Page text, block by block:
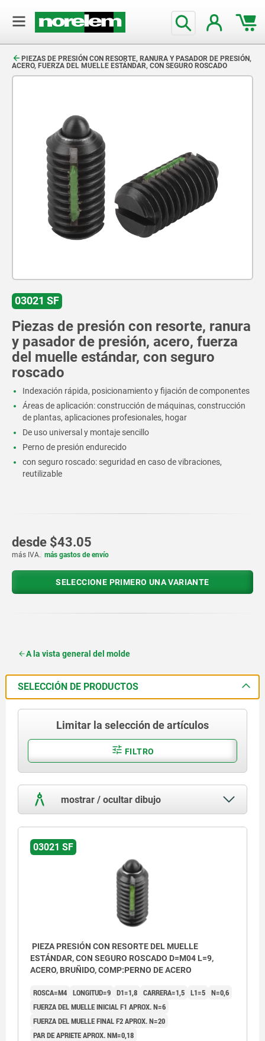
PIEZAS DE PRESIÓN CON RESORTE, RANURA Y PASADOR DE PRESIÓN,
ACERO, FUERZA DEL MUELLE ESTÁNDAR, CON SEGURO ROSCADO
03021 SF
Piezas de presión con resorte, ranura
y pasador de presión, acero, fuerza
del muelle estándar, con seguro
roscado
Indexación rápida, posicionamiento y fijación de componentes
Áreas de aplicación: construcción de máquinas, construcción
de plantas, aplicaciones profesionales, hogar
De uso universal y montaje sencillo
Perno de presión endurecido
con seguro roscado: seguridad en caso de vibraciones,
reutilizable
desde $43.05
más IVA. más gastos de envío
SELECCIONE PRIMERO UNA VARIANTE
A la vista general del molde
SELECCIÓN DE PRODUCTOS
Limitar la selección de artículos
FILTRO
mostrar / ocultar dibujo
03021 SF
PIEZA PRESIÓN CON RESORTE DEL MUELLE
ESTÁNDAR, CON SEGURO ROSCADO D=M04 L=9,
ACERO, BRUÑIDO, COMP:PERNO DE ACERO
ROSCA=M4 LONGITUD=9 D1=1,8 CARRERA=1,5 L1=5 N=0,6
FUERZA DEL MUELLE INICIAL F1 APROX. N=6
FUERZA DEL MUELLE FINAL F2 APROX. N=20
PAR DE APRIETE APROX. NM=0,18